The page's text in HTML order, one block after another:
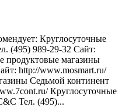
Круглосуточные
(495) 989-29-32 Сайт:
продуктовые магазины
http://www.mosmart.ru/
Седьмой континент
Круглосуточные
Тел. (495)...